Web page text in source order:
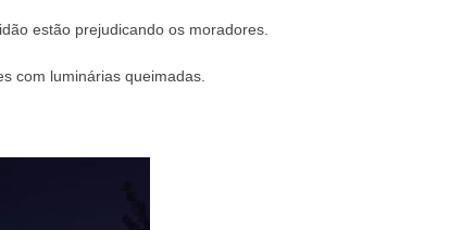
estão prejudicando os moradores.
com luminárias queimadas.